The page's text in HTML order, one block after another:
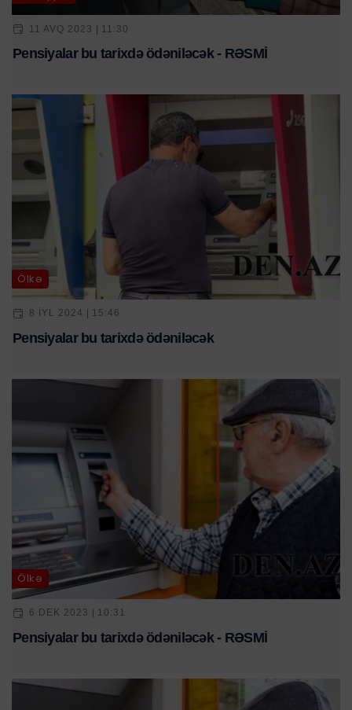
11 AVQ 2023 | 11:30
Pensiyalar bu tarixdə ödəniləcək - RƏSMİ
Ölkə
8 IYL 2024 | 15:46
Pensiyalar bu tarixdə ödəniləcək
Ölkə
6 DEK 2023 | 10:31
Pensiyalar bu tarixdə ödəniləcək - RƏSMİ